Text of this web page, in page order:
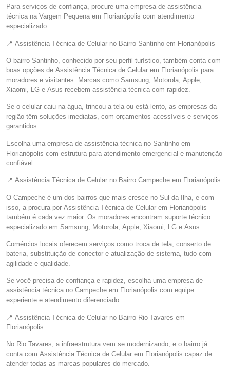
Para serviços de confiança, procure uma empresa de assistência
técnica na Vargem Pequena em Florianópolis com atendimento
especializado.
📍 Assistência Técnica de Celular no Bairro Santinho em Florianópolis
O bairro Santinho, conhecido por seu perfil turístico, também conta com
boas opções de Assistência Técnica de Celular em Florianópolis para
moradores e visitantes. Marcas como Samsung, Motorola, Apple,
Xiaomi, LG e Asus recebem assistência técnica com rapidez.
Se o celular caiu na água, trincou a tela ou está lento, as empresas da
região têm soluções imediatas, com orçamentos acessíveis e serviços
garantidos.
Escolha uma empresa de assistência técnica no Santinho em
Florianópolis com estrutura para atendimento emergencial e manutenção
confiável.
📍 Assistência Técnica de Celular no Bairro Campeche em Florianópolis
O Campeche é um dos bairros que mais cresce no Sul da Ilha, e com
isso, a procura por Assistência Técnica de Celular em Florianópolis
também é cada vez maior. Os moradores encontram suporte técnico
especializado em Samsung, Motorola, Apple, Xiaomi, LG e Asus.
Comércios locais oferecem serviços como troca de tela, conserto de
bateria, substituição de conector e atualização de sistema, tudo com
agilidade e qualidade.
Se você precisa de confiança e rapidez, escolha uma empresa de
assistência técnica no Campeche em Florianópolis com equipe
experiente e atendimento diferenciado.
📍 Assistência Técnica de Celular no Bairro Rio Tavares em
Florianópolis
No Rio Tavares, a infraestrutura vem se modernizando, e o bairro já
conta com Assistência Técnica de Celular em Florianópolis capaz de
atender todas as marcas populares do mercado.